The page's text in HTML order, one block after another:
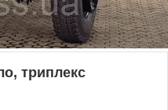
триплекс